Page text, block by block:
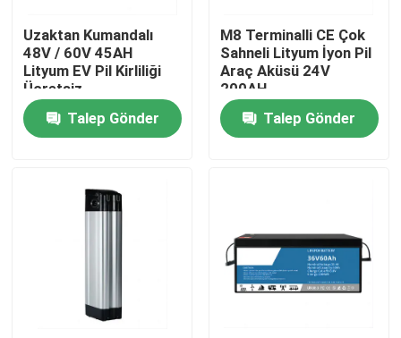
Hakkımızda
Uzaktan Kumandalı
48V / 60V 45AH
Lityum EV Pil Kirliliği
Ücretsiz
Talep Gönder
M8 Terminalli CE Çok
Sahneli Lityum İyon Pil
Araç Aküsü 24V
200AH
Talep Gönder